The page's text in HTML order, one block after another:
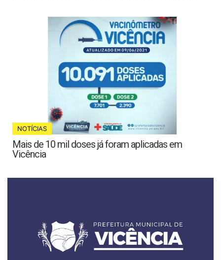
NOTÍCIAS
Mais de 10 mil doses já foram aplicadas em
Vicência